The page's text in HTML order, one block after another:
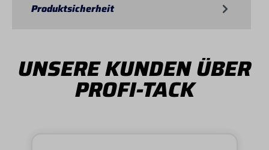
Produktsicherheit
UNSERE KUNDEN ÜBER
PROFI-TACK